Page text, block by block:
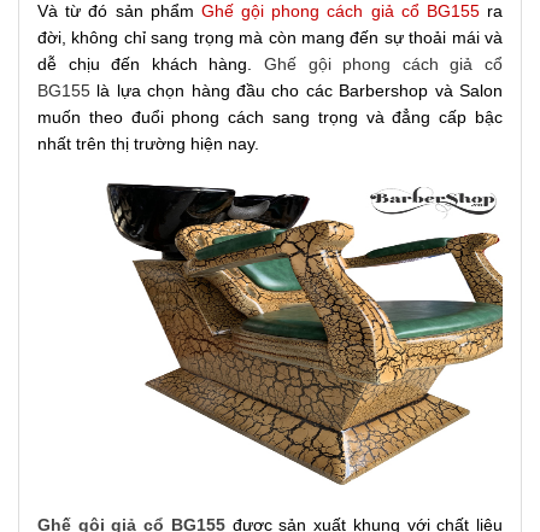
Và từ đó sản phẩm Ghế gội phong cách giả cổ BG155 ra
đời, không chỉ sang trọng mà còn mang đến sự thoải mái và
dễ chịu đến khách hàng. Ghế gội phong cách giả cổ
BG155 là lựa chọn hàng đầu cho các Barbershop và Salon
muốn theo đuổi phong cách sang trọng và đẳng cấp bậc
nhất trên thị trường hiện nay.
Ghế gội giả cổ BG155được sản xuất khung với chất liệu